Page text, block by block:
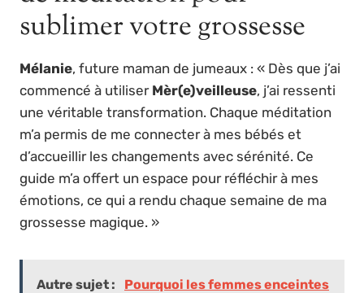
sublimer votre grossesse
Mélanie, future maman de jumeaux : « Dès que j’ai
commencé à utiliser Mèr(e)veilleuse, j’ai ressenti
une véritable transformation. Chaque méditation
m’a permis de me connecter à mes bébés et
d’accueillir les changements avec sérénité. Ce
guide m’a offert un espace pour réfléchir à mes
émotions, ce qui a rendu chaque semaine de ma
grossesse magique. »
Autre sujet :
Pourquoi les femmes enceintes